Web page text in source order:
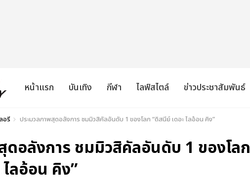
หน้าแรก บันเทิง กีฬา ไลฟ์สไตล์ ข่าวประชาสัมพันธ์
อรี ประมวลภาพสุดอลังการ ชมมิวสิคัลอันดับ 1 ของโลก “ดิสนีย์ เดอะ ไลอ้อน คิง”
ดอลังการ ชมมิวสิคัลอันดับ 1 ของโลก
ลอ้อน คิง”